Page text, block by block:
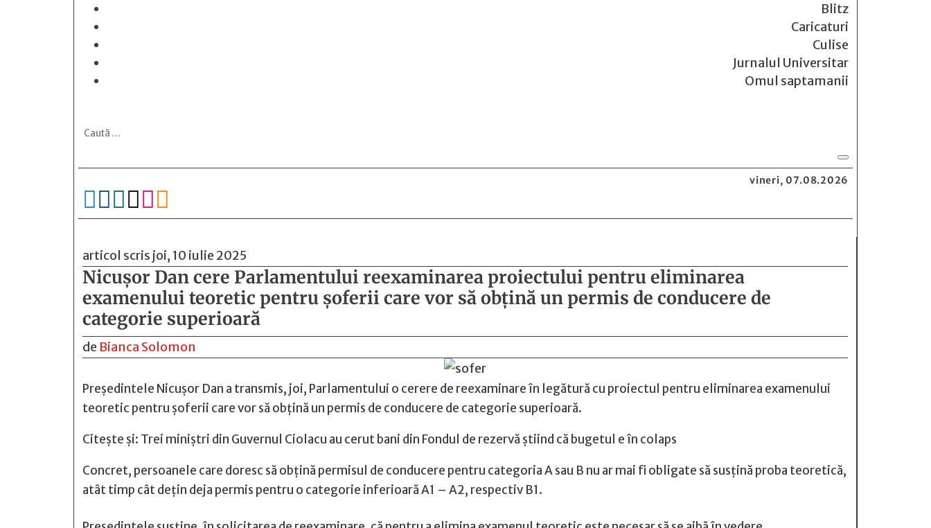
Blitz
Caricaturi
Culise
Jurnalul Universitar
Omul saptamanii
vineri, 07.08.2026

articol scris joi, 10 iulie 2025
Nicușor Dan cere Parlamentului reexaminarea proiectului pentru eliminarea
examenului teoretic pentru șoferii care vor să obțină un permis de conducere de
categorie superioară
de Bianca Solomon
Președintele Nicușor Dan a transmis, joi, Parlamentului o cerere de reexaminare în legătură cu proiectul pentru eliminarea examenului
teoretic pentru șoferii care vor să obțină un permis de conducere de categorie superioară.
Citește și: Trei miniștri din Guvernul Ciolacu au cerut bani din Fondul de rezervă știind că bugetul e în colaps
Concret, persoanele care doresc să obțină permisul de conducere pentru categoria A sau B nu ar mai fi obligate să susțină proba teoretică,
atât timp cât dețin deja permis pentru o categorie inferioară A1 – A2, respectiv B1.